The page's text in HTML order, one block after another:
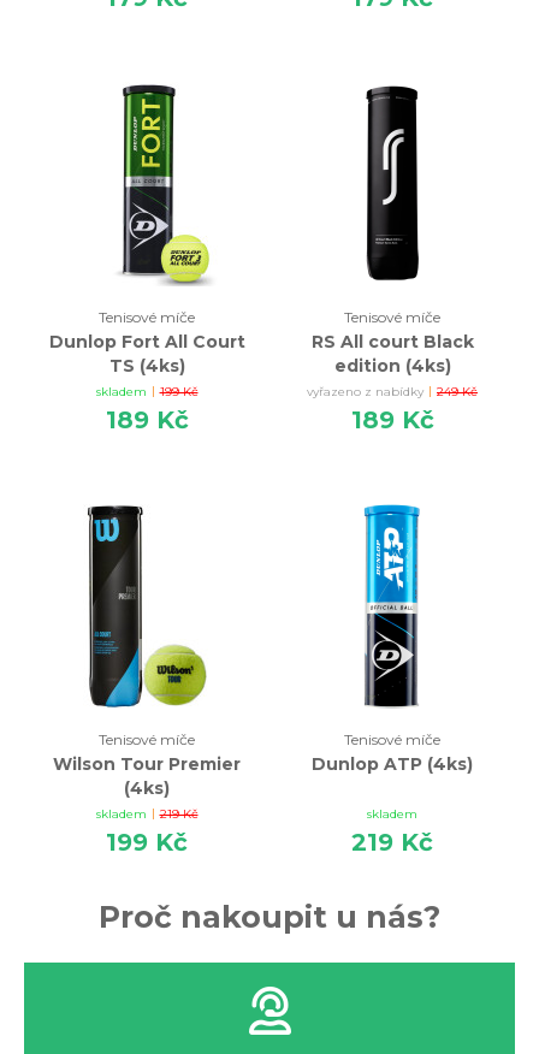
Tenisové míče
Dunlop Fort All Court
TS (4ks)
skladem | 199 Kč
189 Kč
Tenisové míče
RS All court Black
edition (4ks)
vyřazeno z nabídky | 249 Kč
189 Kč
Tenisové míče
Wilson Tour Premier
(4ks)
skladem | 219 Kč
199 Kč
Tenisové míče
Dunlop ATP (4ks)
skladem
219 Kč
Proč nakoupit u nás?